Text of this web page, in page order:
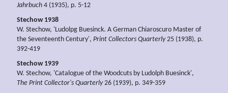
Jahrbuch 4 (1935), p. 5-12
Stechow 1938
W. Stechow, 'Ludolpg Buesinck. A German Chiaroscuro Master of
the Seventeenth Century', Print Collectors Quarterly25 (1938), p.
392-419
Stechow 1939
W. Stechow, 'Catalogue of the Woodcuts by Ludolph Buesinck',
The Print Collector's Quarterly26 (1939), p. 349-359